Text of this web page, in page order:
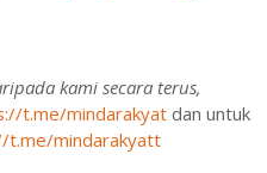
kami secara terus,
t.me/mindarakyat dan untuk
t.me/mindarakyatt